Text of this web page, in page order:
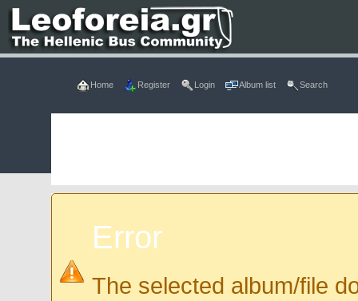
Home Register Login Album list Search
Error
The selected album/file